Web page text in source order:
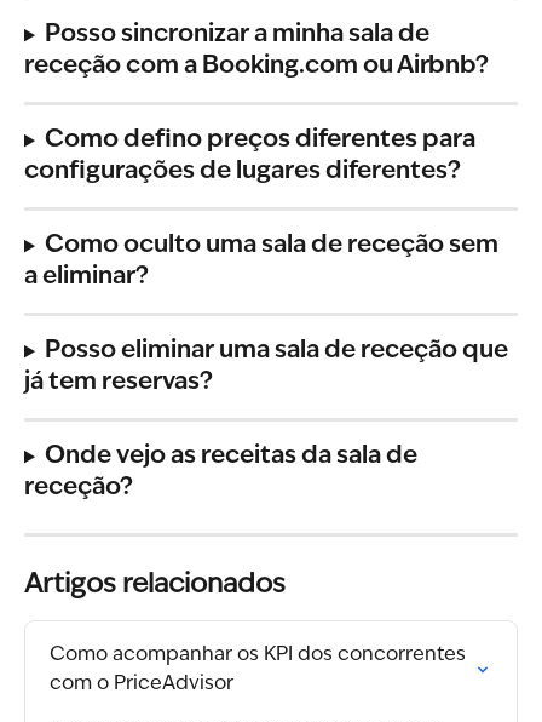
Posso sincronizar a minha sala de
receção com a Booking.com ou Airbnb?
Como defino preços diferentes para
configurações de lugares diferentes?
Como oculto uma sala de receção sem
a eliminar?
Posso eliminar uma sala de receção que
já tem reservas?
Onde vejo as receitas da sala de
receção?
Artigos relacionados
Como acompanhar os KPI dos concorrentes
com o PriceAdvisor